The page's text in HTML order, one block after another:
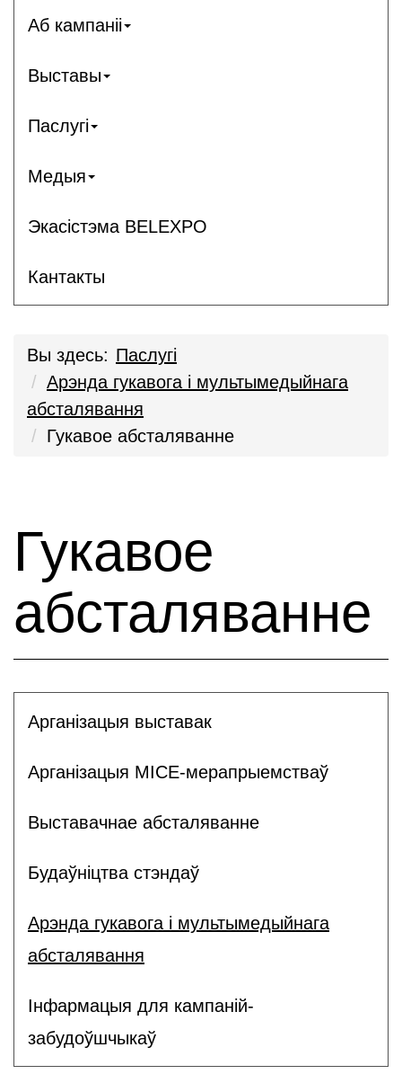
Аб кампаніі
Выставы
Паслугі
Медыя
Экасістэма BELEXPO
Кантакты
Вы здесь: Паслугi
Арэнда гукавога і мультымедыйнага
абсталявання
Гукавое абсталяванне
Гукавое
абсталяванне
Арганізацыя выставак
Арганізацыя MICE-мерапрыемстваў
Выставачнае абсталяванне
Будаўніцтва стэндаў
Арэнда гукавога і мультымедыйнага
абсталявання
Інфармацыя для кампаній-
забудоўшчыкаў